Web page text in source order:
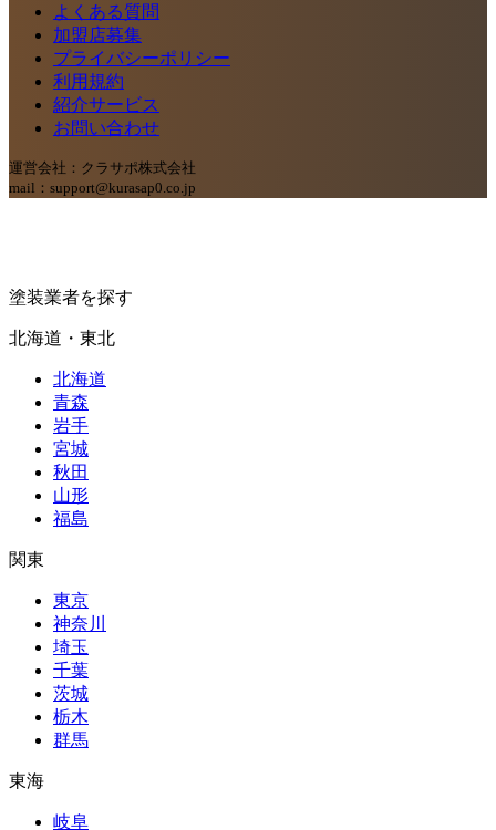
よくある質問
加盟店募集
プライバシーポリシー
利用規約
紹介サービス
お問い合わせ
運営会社：クラサポ株式会社
mail：support@kurasap0.co.jp
塗装業者を探す
北海道・東北
北海道
青森
岩手
宮城
秋田
山形
福島
関東
東京
神奈川
埼玉
千葉
茨城
栃木
群馬
東海
岐阜